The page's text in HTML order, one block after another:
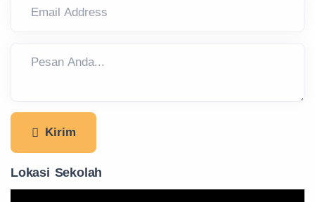
Kirim
Lokasi Sekolah